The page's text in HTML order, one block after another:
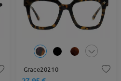
Grace20210